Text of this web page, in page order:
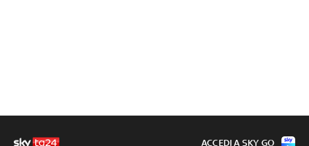
ACCEDI A SKY GO